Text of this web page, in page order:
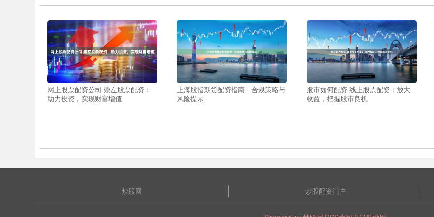
网上股票配资公司 崇左股票配资：
助力投资，实现财富增值
上海股指期货配资指南：合规策略与
风险提示
股市如何配资 线上股票配资：放大
收益，把握股市良机
炒股网 炒股配资门户